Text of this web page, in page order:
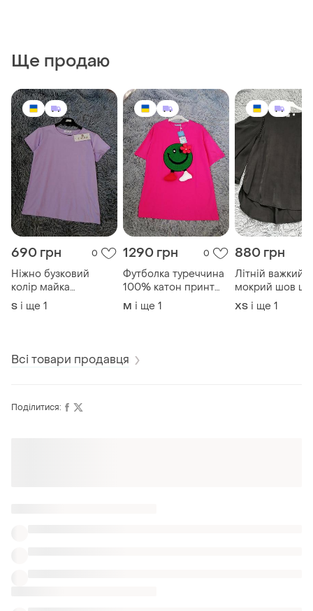
Ще продаю
690 грн 0
Ніжно бузковий
колір майка
трикотаж 95% катон
S і ще 1
1290 грн 0
Футболка туреччина
100% катон принт
тедді смайлик
M і ще 1
880 грн
Літній важкий
мокрий шов
рукави крила
ХS і ще 1
Всі товари продавця
Поділитися: